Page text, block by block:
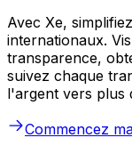
Avec Xe,
internationaux.
transparence,
suivez chaque
l'argent vers plus
Commencez